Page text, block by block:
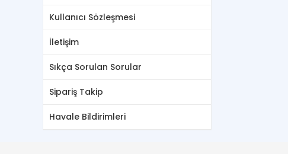
Kullanıcı Sözleşmesi
İletişim
Sıkça Sorulan Sorular
Sipariş Takip
Havale Bildirimleri